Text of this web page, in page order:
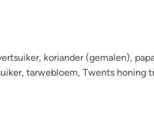
koriander (gemalen),
tarwebloem, Twents honing